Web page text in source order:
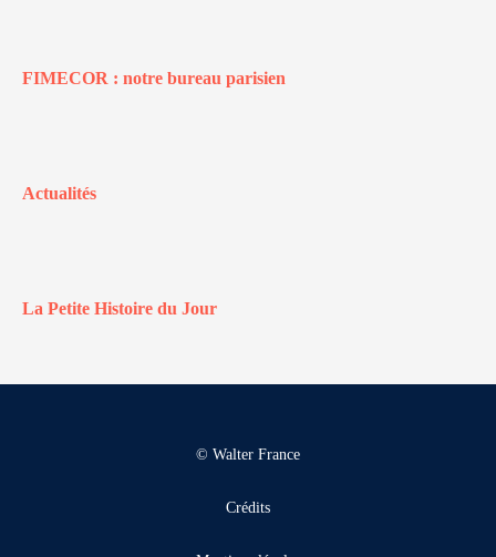
FIMECOR : notre bureau parisien
Actualités
La Petite Histoire du Jour
© Walter France
Crédits